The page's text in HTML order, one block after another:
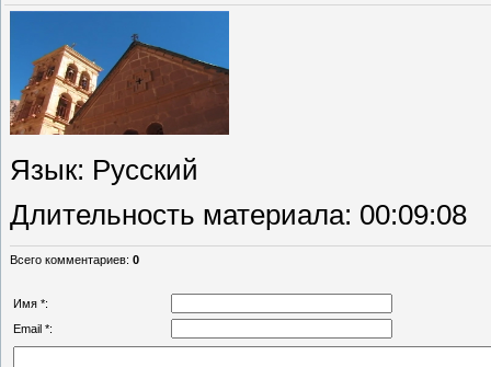
Язык: Русский
Длительность материала: 00:09:08
Всего комментариев: 0
Имя *:
Email *: